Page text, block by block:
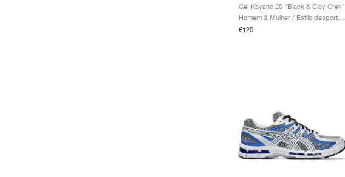
Gel-Kayano 20 "Black & Clay Grey"
€120